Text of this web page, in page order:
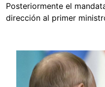
Posteriormente el
dirección al primer